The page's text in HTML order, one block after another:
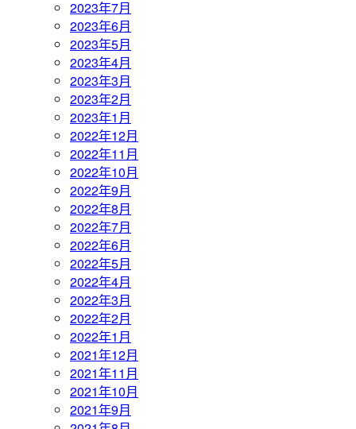
2023年7月
2023年6月
2023年5月
2023年4月
2023年3月
2023年2月
2023年1月
2022年12月
2022年11月
2022年10月
2022年9月
2022年8月
2022年7月
2022年6月
2022年5月
2022年4月
2022年3月
2022年2月
2022年1月
2021年12月
2021年11月
2021年10月
2021年9月